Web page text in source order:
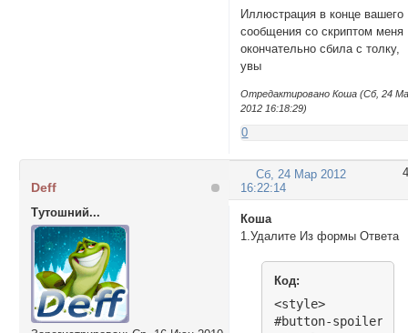
Иллюстрация в конце вашего
сообщения со скриптом меня
окончательно сбила с толку,
увы
Отредактировано Кoша (Сб, 24
2012 16:18:29)
0
4
Сб, 24 Мар 2012
16:22:14
Deff
Тутошний...
Кoша
1.Удалите Из формы Ответа
Код:
<style>
#button-spoiler